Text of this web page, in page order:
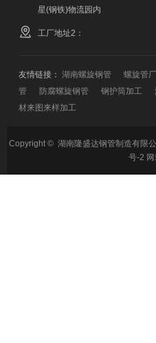
星(钢铁)物流园内
工厂地址2：
友情链接：湖南螺旋钢管 螺旋管
管
防腐螺旋钢管 钢护筒加工
材来图来样加工
Copyright © 湖南隆盛达钢管制造有限
号-2